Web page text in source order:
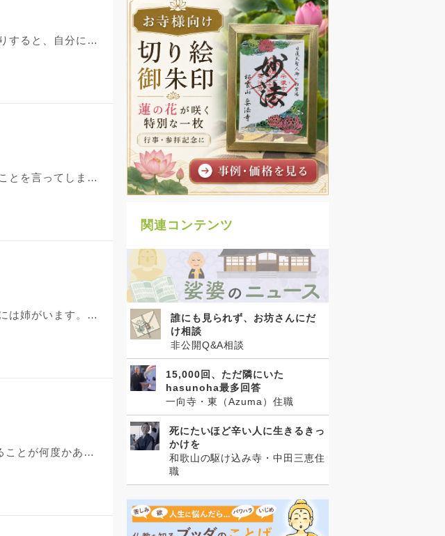
自分には、姉がいます。 姉はわがまま且つ気分屋で、ストレスがあったりすると、自分に八つ当たりしてくることがたまにあります。 ですふはしが、誕生日の時には、「誕生日おめでとう」と言ってくれたり、オムライスを作ってくれたり、の時は、チョコをくれたりと優しいところもあります。 だからこそ、自分自身は姉を大切に思っています。 八つ当たりされても、姉を大切に思う自分はやっぱりおかしいでしょうか？皆様、どうかアドバイスよろしくお願いします。
お世話になります。 以前家族にされたことが許せず、言ってはいけないことを言ってしまいました。 私には歳の離れた姉と兄がおります。 先日、家族で実家に集まった際、世間話くらいのつもりで姉の子ども（私にとっての甥姪）に、小さい頃は姉と兄によくいじめられていたと話してしまいました。それを知った姉から、「そんなことは覚えていないし、それを言ってどうしたいんだ」と言われました。 姉の言うことはもっともなため、深く反省し謝罪もしました。姉にはもう気にしないでと言われ、母からも辛い思いをさせて申し訳なかったと言われましたが、なんだか合わせる顔もなく、そのまま実家を去りました。 姉からその後連絡があり、幼少期にひどいことをした点について謝罪をもらいました。また、「あなたの根底にいじめられた記憶がある以上、許してもらえないのだろう」という言葉もありました。 決して裕福な家庭ではなかったため、私が学生の頃には姉の金銭的な支援をもらいながら生活していました。これまで沢山尽くしてくれた姉に対して、仇で返すようなことをしてしまった自分が許せません。また、何年も経っている話を蒸し返し、楽しい時間をぶち壊してしまった自分は最低な人間だと思っています。もう消えてしまいたいです。 ただ、ずっと許せていない思いがあったことも事実のため、今後家族とは距離をとって過ごしていこうと思っています。 今、激しく押し寄せる後悔と自己嫌悪の思いをどう消化していくべきか悩んでいます。どうかアドバイスをいただけると幸いです。
新年明けましておめでとうございます。今年もお世話になります。 自分には姉がいます。 小さい頃は、一緒によく遊んだり、話したりしていたのですが、大人になると、お互いに話をそんなにしなくなってしまいました。 今でも一緒にいても、父と母には話をよくしてくれますが、自分にはあまり話をしてくれません。正直、寂しい気持ちが大きいです。 自分自身、いじめらているわけではありませんので、正直嫌いな気持ちではありません。 しかし、姉は本当は嫌っているのではないかという被害妄想を抱いてしまいます。 やっぱり姉に嫌われてしまっているのでしょうか？どうしたらよいか分からなくなってしまいました。 お坊さんの方々、新年の中、申し訳ないのですが、何かとアドバイスよろしくお願いします。
何が原因かは当方にはわかりかねますが、突如、姉側から連絡を絶たれることが何度かあります。電話に出なかったり、着信拒否されたり、ラインをブロックされたり様々です。そして、向こうの機嫌でふわっとまた連絡を再開してきたりします。 ここ数年は、私が母の面倒を見ていたからか、やたらと感謝を述べられたり、プレゼントを送ってくれたり、やりとりが復活していました。 しかし、また秋頃に、いままでありがとう。さようなら。と、絶縁にもとれるようなメールがきました。 ああ、またか、という思いと、もういい加減にして欲しいな、一切の連絡を絶つべきなのかな、と思ったり。 いままで思いとどまってきたのは、母の気持ちを想像したときに、姉妹が仲たがいしているのは悲しいことだろうなと、それで、度々の音信不通→再開に我慢してきました。 来年は父の七回忌です。何かしらの供養をと考えますが、さようならと言ってきた相手に対して声をかける必要はあるのでしょうか？何かあっても、年賀状だけは出し続けてきたのですが、もう年賀状 すら不要なのかな？と考えてしまいます。どう接していけばよいでしょう。
関連コンテンツ
誰にも見られず、お坊さんにだ
け相談
非公開Q&A相談
15,000回、ただ隣にいた
hasunoha最多回答
一向寺・東（Azuma）住職
死にたいほど辛い人に生きるきっ
かけを
和歌山の駆け込み寺・中田三恵住
職